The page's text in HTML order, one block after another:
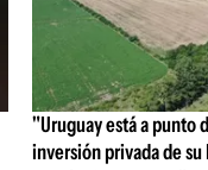
"Uruguay está a punto
inversión privada de